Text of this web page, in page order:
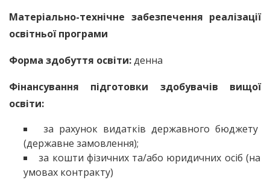
Матеріально-технічне забезпечення реалізації
освітньої програми
Форма здобуття освіти:денна
Фінансування підготовки здобувачів вищої
освіти:
за рахунок видатків державного бюджету
(державне замовлення);
за кошти фізичних та/або юридичних осіб (на
умовах контракту)